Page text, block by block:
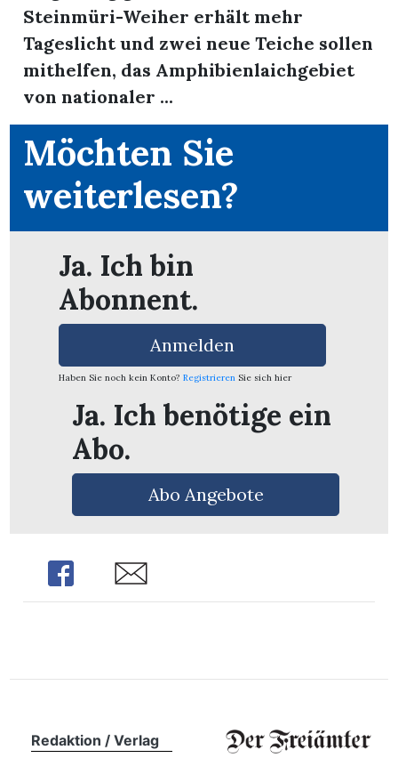
Steinmüri-Weiher erhält mehr
Tageslicht und zwei neue Teiche sollen
mithelfen, das Amphibienlaichgebiet
von nationaler ...
Möchten Sie
weiterlesen?
Ja. Ich bin
Abonnent.
Anmelden
Haben Sie noch kein Konto? Registrieren Sie sich hier
Ja. Ich benötige ein
Abo.
Abo Angebote
Share Share
Redaktion / Verlag